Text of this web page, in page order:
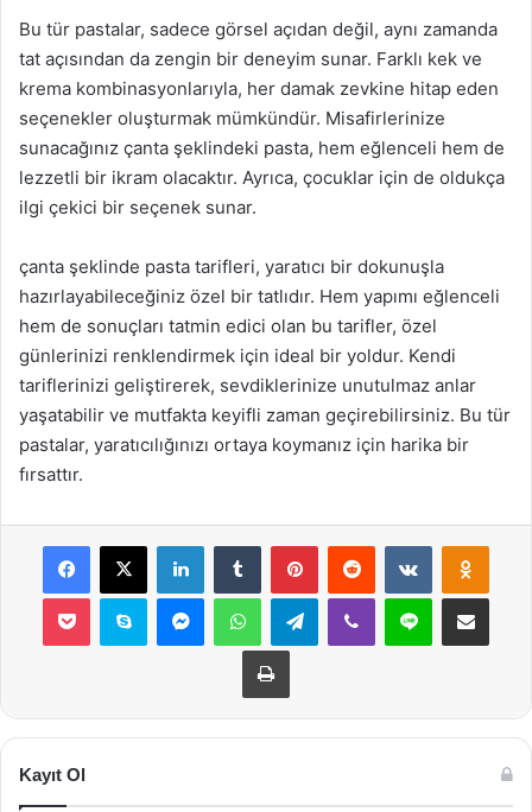
Bu tür pastalar, sadece görsel açıdan değil, aynı zamanda
tat açısından da zengin bir deneyim sunar. Farklı kek ve
krema kombinasyonlarıyla, her damak zevkine hitap eden
seçenekler oluşturmak mümkündür. Misafirlerinize
sunacağınız çanta şeklindeki pasta, hem eğlenceli hem de
lezzetli bir ikram olacaktır. Ayrıca, çocuklar için de oldukça
ilgi çekici bir seçenek sunar.
çanta şeklinde pasta tarifleri, yaratıcı bir dokunuşla
hazırlayabileceğiniz özel bir tatlıdır. Hem yapımı eğlenceli
hem de sonuçları tatmin edici olan bu tarifler, özel
günlerinizi renklendirmek için ideal bir yoldur. Kendi
tariflerinizi geliştirerek, sevdiklerinize unutulmaz anlar
yaşatabilir ve mutfakta keyifli zaman geçirebilirsiniz. Bu tür
pastalar, yaratıcılığınızı ortaya koymanız için harika bir
fırsattır.
Facebook
X LinkedInTumblr PinterestReddit VKontakte
Pocket Skype MessengerWhatsAppTelegramViber Line E-Posta ile
Yazdır
Kayıt Ol